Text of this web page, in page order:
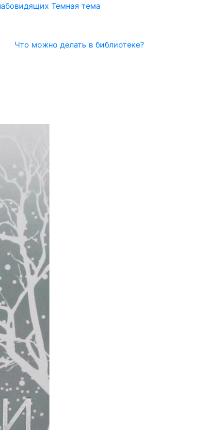
Темная тема
Что можно делать в библиотеке?